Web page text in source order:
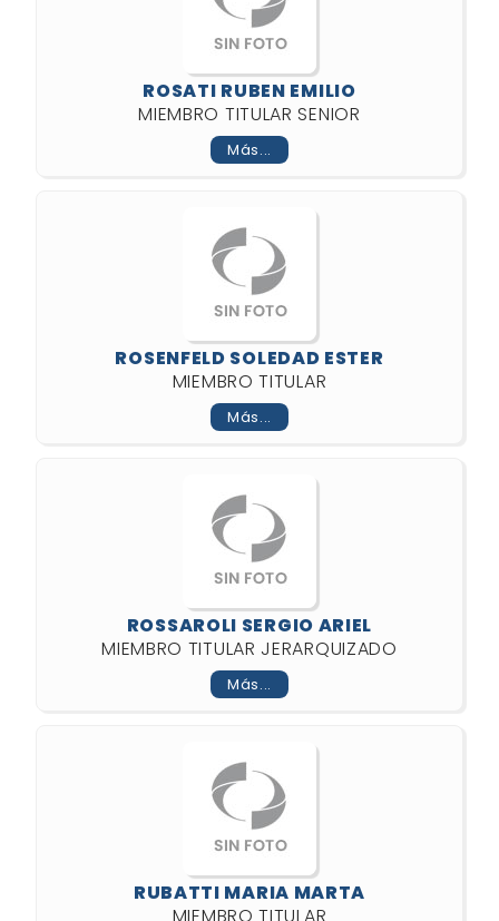
ROSATI RUBEN EMILIO
MIEMBRO TITULAR SENIOR
Más...
ROSENFELD SOLEDAD ESTER
MIEMBRO TITULAR
Más...
ROSSAROLI SERGIO ARIEL
MIEMBRO TITULAR JERARQUIZADO
Más...
RUBATTI MARIA MARTA